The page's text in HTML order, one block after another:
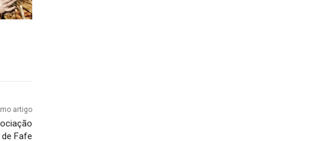
artigo
Fafe